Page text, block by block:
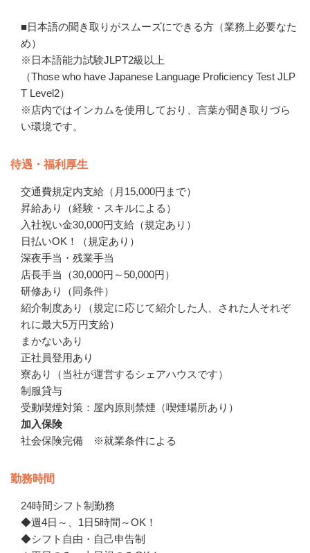
■日本語の聞き取りがスムーズにできる方（業務上必要なた
め）
※日本語能力試験JLPT2級以上
（Those who have Japanese Language Proficiency Test JLP
T Level2）
※店内ではインカムを使用しており、言葉が聞き取りづら
い環境です。
待遇・福利厚生
交通費規定内支給（月15,000円まで）
昇給あり（経験・スキルによる）
入社祝い金30,000円支給（規定あり）
日払いOK！（規定あり）
深夜手当・残業手当
店長手当（30,000円～50,000円）
研修あり（同条件）
紹介制度あり（規定に応じて紹介した人、された人それぞ
れに最大5万円支給）
まかないあり
正社員登用あり
寮あり（当社が運営するシェアハウスです）
制服貸与
受動喫煙対策：屋内原則禁煙（喫煙場所あり）
加入保険
社会保険完備　※就業条件による
勤務時間
24時間シフト制勤務
◆週4日～、1日5時間～OK！
◆シフト自由・自己申告制